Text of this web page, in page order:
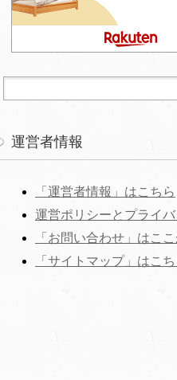
運営者情報
「運営者情報」はこちら
運営ポリシーとプライ
「お問い合わせ」はこ
「サイトマップ」はこち